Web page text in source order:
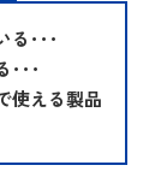
る･･･
･･･
使える製品